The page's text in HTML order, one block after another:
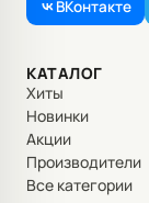
ВКонтакте
КАТАЛОГ
Хиты
Новинки
Акции
Производители
Все категории